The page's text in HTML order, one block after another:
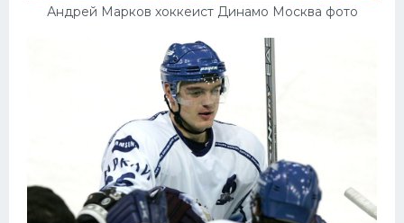
Андрей Марков хоккеист Динамо Москва фото